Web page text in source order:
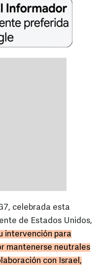
celebrada esta
de Estados Unidos,
intervención para
mantenerse neutrales
con Israel,